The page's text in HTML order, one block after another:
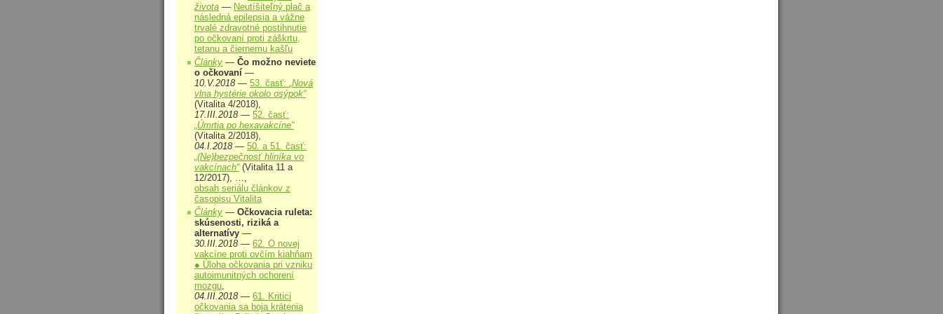
života — Neutíšiteľný plač a
následná epilepsia a vážne
trvalé zdravotné postihnutie
po očkovaní proti záškrtu,
tetanu a čiernemu kašľu
Články — Čo možno neviete
o očkovaní —
10.V.2018 — 53. časť: „Nová
vlna hystérie okolo osýpok“
(Vitalita 4/2018),
17.III.2018 — 52. časť:
„Úmrtia po hexavakcíne“
(Vitalita 2/2018),
04.I.2018 — 50. a 51. časť:
„(Ne)bezpečnosť hliníka vo
vakcínach“(Vitalita 11 a
12/2017), …,
obsah seriálu článkov z
časopisu Vitalita
Články — Očkovacia ruleta:
skúsenosti, riziká a
alternatívy —
30.III.2018 — 62. O novej
vakcíne proti ovčím kiahňam
● Úloha očkovania pri vzniku
autoimunitných ochorení
mozgu,
04.III.2018 — 61. Kritici
očkovania sa boja krátenia